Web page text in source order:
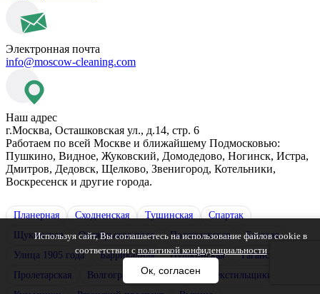
Электронная почта
info@moscow-cleaning.com
Наш адрес
г.Москва, Осташковская ул., д.14, стр. 6
Работаем по всей Москве и ближайшему Подмосковью:
Пушкино, Видное, Жуковский, Домодедово, Ногинск, Истра,
Дмитров, Дедовск, Щелково, Звенигород, Котельники,
Воскресенск и другие города.
Планерная Сходненская Тушинская
Спартак
Щукинская
Октябрьское поле Полежаевская
Беговая
Улица 1905 года
Баррикадная Пушкинская
Таганская
Пролетарская
Волгоградский проспект
Текстильщики
Используя сайт, Вы соглашаетесь на использование файлов cookie в
соответствии с политикой конфиденциальности
Ок, согласен